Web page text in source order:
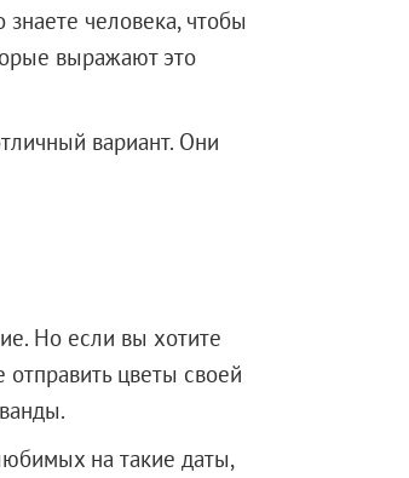
человека, чтобы
выражают это
вариант. Они
Но если вы хотите
цветы своей
на такие даты,